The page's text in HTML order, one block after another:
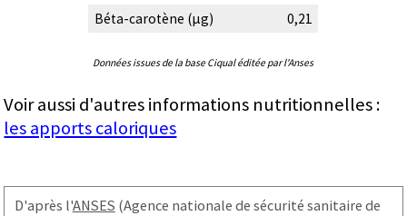
Béta-carotène (µg)
0,21
Données issues de la base Ciqual éditée par l'Anses
Voir aussi d'autres informations nutritionnelles :
les apports caloriques
D'après l'ANSES (Agence nationale de sécurité sanitaire de